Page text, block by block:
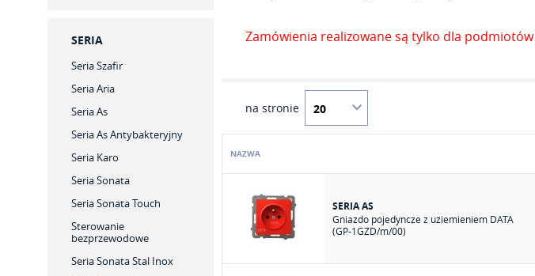
SERIA
Seria Szafir
Seria Aria
Seria As
Seria As Antybakteryjny
Seria Karo
Seria Sonata
Seria Sonata Touch
Sterowanie
bezprzewodowe
Seria Sonata Stal Inox
Zamówienia realizowane są tylko dla
na stronie
NAZWA
SERIA AS
Gniazdo pojedyncze z uziemieniem DATA
(GP-1GZD/m/00)